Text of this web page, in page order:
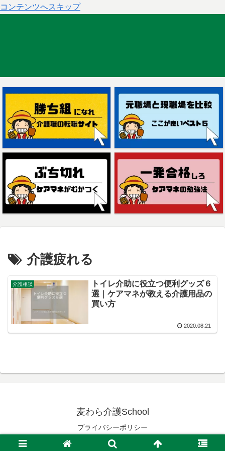
コンテンツへスキップ
介護疲れる
介護相談
トイレ介助に役立つ便利グッズ６
選｜ケアマネが教える介護用品の
買い方
2020.08.21
麦わら介護School
プライバシーポリシー
© 2019 麦わら介護School.